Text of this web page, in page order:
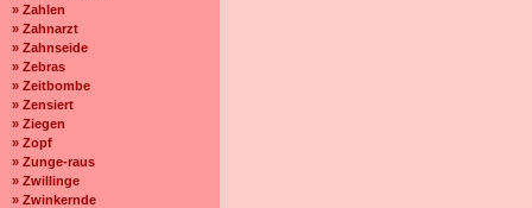
» Zahlen
» Zahnarzt
» Zahnseide
» Zebras
» Zeitbombe
» Zensiert
» Ziegen
» Zopf
» Zunge-raus
» Zwillinge
» Zwinkernde